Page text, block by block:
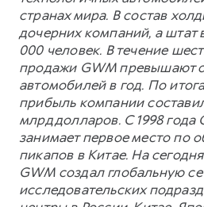
странах мира. В состав
дочерних компаний, а штат
000 человек. В течение
продажи GWM превышают
автомобилей в год. По
прибыль компании
млрд долларов. С 1998
занимает первое место по
пикапов в Китае. На
GWM создал глобальную
исследовательских